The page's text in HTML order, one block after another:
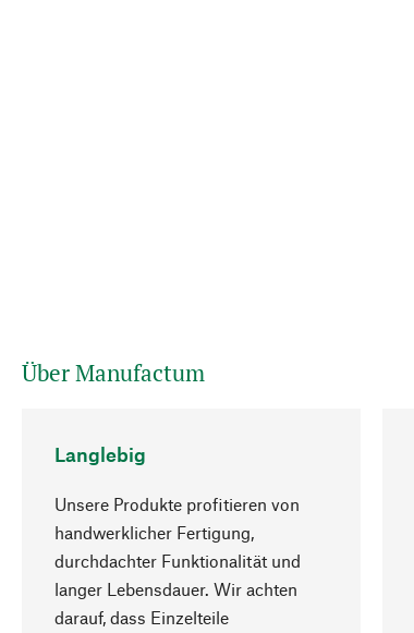
Über Manufactum
Langlebig
Unsere Produkte profitieren von
handwerklicher Fertigung,
durchdachter Funktionalität und
langer Lebensdauer. Wir achten
darauf, dass Einzelteile